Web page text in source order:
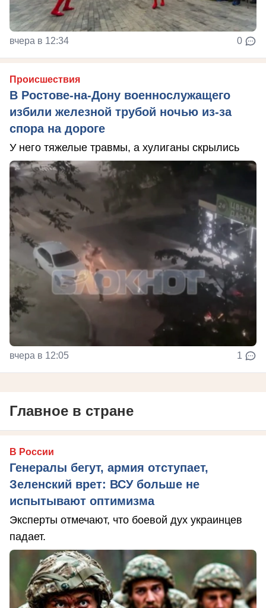
вчера в 12:34 0
Происшествия
В Ростове-на-Дону военнослужащего
избили железной трубой ночью из-за
спора на дороге
У него тяжелые травмы, а хулиганы скрылись
вчера в 12:05 1
Главное в стране
В России
Генералы бегут, армия отступает,
Зеленский врет: ВСУ больше не
испытывают оптимизма
Эксперты отмечают, что боевой дух украинцев
падает.